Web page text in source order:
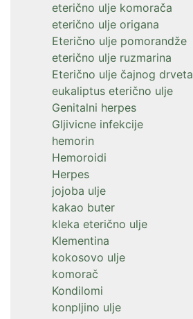
eterično ulje komorača
eterično ulje origana
Eterično ulje pomorandže
eterično ulje ruzmarina
Eterično ulje čajnog drveta
eukaliptus eterično ulje
Genitalni herpes
Gljivicne infekcije
hemorin
Hemoroidi
Herpes
jojoba ulje
kakao buter
kleka eterično ulje
Klementina
kokosovo ulje
komorač
Kondilomi
konpljino ulje